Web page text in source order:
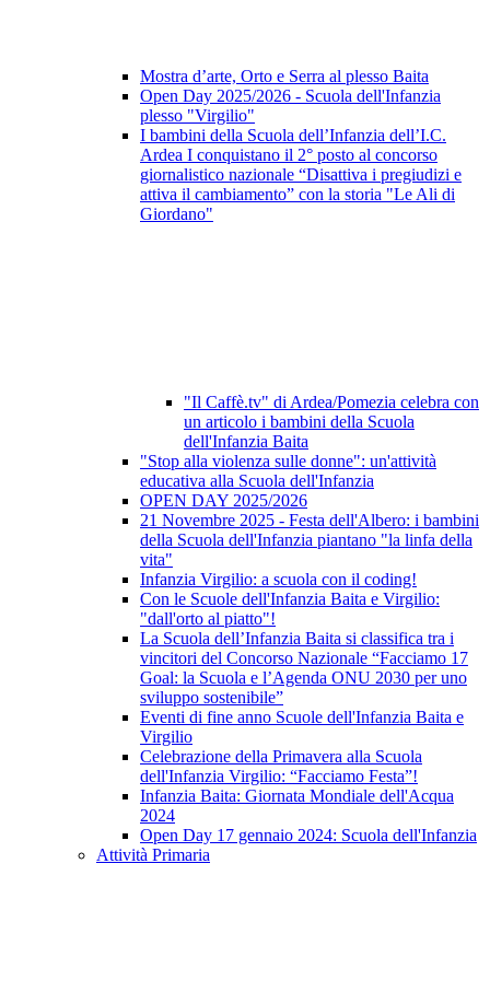
Mostra d’arte, Orto e Serra al plesso Baita
Open Day 2025/2026 - Scuola dell'Infanzia
plesso "Virgilio"
I bambini della Scuola dell’Infanzia dell’I.C.
Ardea I conquistano il 2° posto al concorso
giornalistico nazionale “Disattiva i pregiudizi e
attiva il cambiamento” con la storia "Le Ali di
Giordano"
"Il Caffè.tv" di Ardea/Pomezia celebra con
un articolo i bambini della Scuola
dell'Infanzia Baita
"Stop alla violenza sulle donne": un'attività
educativa alla Scuola dell'Infanzia
OPEN DAY 2025/2026
21 Novembre 2025 - Festa dell'Albero: i bambini
della Scuola dell'Infanzia piantano "la linfa della
vita"
Infanzia Virgilio: a scuola con il coding!
Con le Scuole dell'Infanzia Baita e Virgilio:
"dall'orto al piatto"!
La Scuola dell’Infanzia Baita si classifica tra i
vincitori del Concorso Nazionale “Facciamo 17
Goal: la Scuola e l’Agenda ONU 2030 per uno
sviluppo sostenibile”
Eventi di fine anno Scuole dell'Infanzia Baita e
Virgilio
Celebrazione della Primavera alla Scuola
dell'Infanzia Virgilio: “Facciamo Festa”!
Infanzia Baita: Giornata Mondiale dell'Acqua
2024
Open Day 17 gennaio 2024: Scuola dell'Infanzia
Attività Primaria